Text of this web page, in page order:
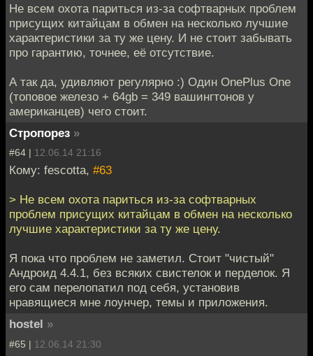
Не всем охота париться из-за софтварных проблем
присущих китайцам в обмен на несколько лучшие
характеристики за ту же цену. И не стоит забывать
про гарантию, точнее, её отсутствие.
А так да, удивляют регулярно :) Один OnePlus One
(топовое железо + 64gb = 349 вашингтонов у
американцев) чего стоит.
Стропорез »
#64 | 12.06.14 21:16
Кому: fescotta, #63
> Не всем охота париться из-за софтварных
проблем присущих китайцам в обмен на несколько
лучшие характеристики за ту же цену.
Я пока что проблем не заметил. Стоит "чистый"
Андроид 4.4.1, без всяких свистелок и перделок. Я
его сам перелопатил под себя, установив
нравящиеся мне лоунчер, темы и приложения.
hostel »
#65 | 12.06.14 21:30